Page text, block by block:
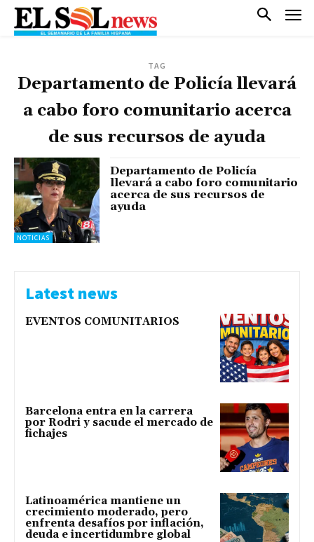
TAG
Departamento de Policía llevará
a cabo foro comunitario acerca
de sus recursos de ayuda
NOTICIAS
Departamento de Policía
llevará a cabo foro comunitario
acerca de sus recursos de
ayuda
Latest news
EVENTOS COMUNITARIOS
Barcelona entra en la carrera
por Rodri y sacude el mercado de
fichajes
Latinoamérica mantiene un
crecimiento moderado, pero
enfrenta desafíos por inflación,
deuda e incertidumbre global